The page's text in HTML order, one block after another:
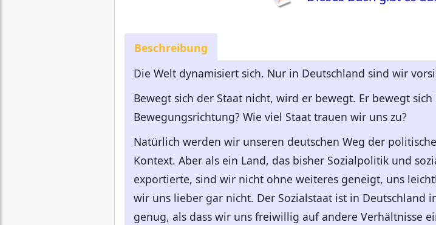
Beschreibung
Die Welt dynamisiert sich. Nur in Deutschland sind wir
Bewegt sich der Staat nicht, wird er bewegt. Er bewegt
Bewegungsrichtung? Wie viel Staat trauen wir uns zu?
Natürlich werden wir unseren deutschen Weg der
Kontext. Aber als ein Land, das bisher Sozialpolitik und
exportierte, sind wir nicht ohne weiteres geneigt, uns
wir uns lieber gar nicht. Der Sozialstaat ist in
genug, als dass wir uns freiwillig auf andere Verhältnisse